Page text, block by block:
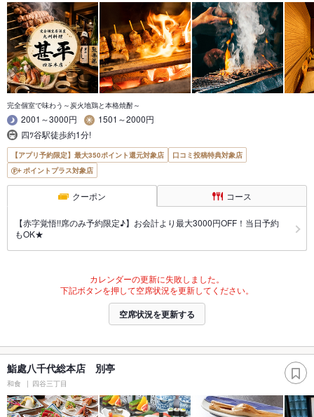
完全個室で味わう～炭火地鶏と本格焼酎～
2001～3000円
1501～2000円
四ﾂ谷駅徒歩約1分!
【アプリ予約限定】最大350ポイント還元対象店
口コミ投稿特典対象店
ポイントプラス対象店
クーポン コース
【赤字覚悟!!席のみ予約限定♪】お会計より最大3000円OFF！当日予約
もOK★
カレンダーの更新に失敗しました。
下記ボタンを押して空席状況を更新してください。
空席状況を更新する
鮨處八千代総本店 別亭
和食 四谷三丁目